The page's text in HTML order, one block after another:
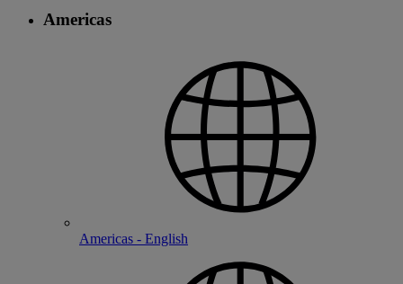
Americas
Americas - English